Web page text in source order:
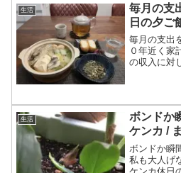
生活
毎月の支
日の夕ご
毎月の支出
０年近く家
の収入に対
生活
ボンドか
ケンカ /
ボンドか瞬
私も大人げ